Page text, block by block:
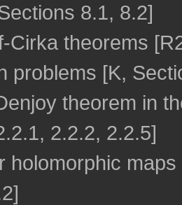
8.1, 8.2]
Cirka theorems
problems [K,
theorem in
2.2.2, 2.2.5]
holomorphic